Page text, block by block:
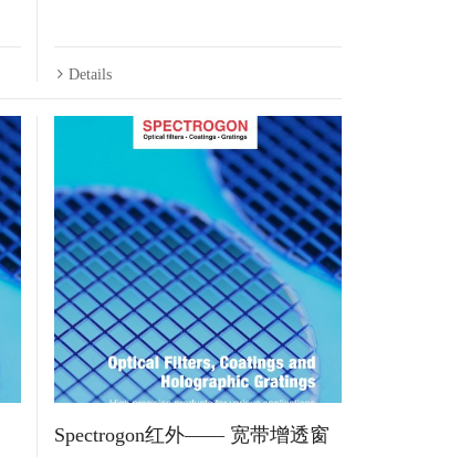
Details
Spectrogon红外—— 宽带增透窗